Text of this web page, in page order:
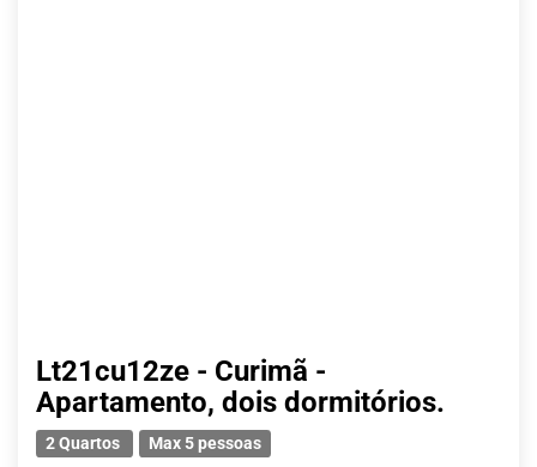
Lt21cu12ze - Curimã -
Apartamento, dois dormitórios.
2 Quartos Max 5 pessoas